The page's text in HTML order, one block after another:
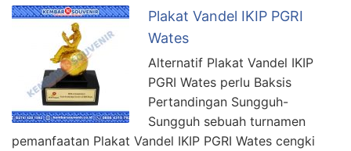
Plakat Vandel IKIP PGRI
Wates
Alternatif Plakat Vandel IKIP
PGRI Wates perlu Baksis
Pertandingan Sungguh-
Sungguh sebuah turnamen
pemanfaatan Plakat Vandel IKIP PGRI Wates cengki